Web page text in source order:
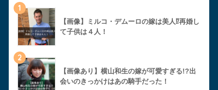
1
【画像】ミルコ・デムーロの嫁は美人⁉︎再婚し
て子供は４人！
2
【画像あり】横山和生の嫁が可愛すぎる!?出
会いのきっかけはあの騎手だった！